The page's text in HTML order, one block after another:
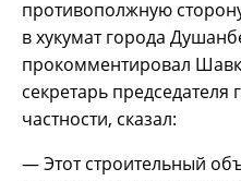
противополжную
в хукумат города
прокомментировал
секретарь
частности, сказал:
— Этот строительный